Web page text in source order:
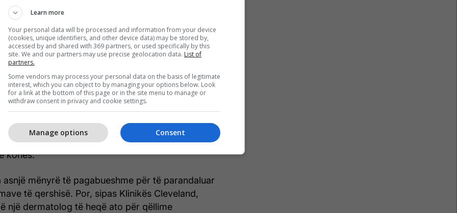
te njerëzit mbi moshën 30 vjeç. Angiomat
nuk shfaqin ndonjë simptomë apo efekt anësor
ato mund të rrjedhin gjak lehtë nëse gërvishten,
shkruan
Healthline
. Por ju ndoshta do të harroni
- veçanërisht nëse janë të mbuluar nga rrobat
kohës.
asnjë mënyrë të pagabueshme për të parandaluar
të qershisë. Por, sipas Klinikës Cleveland,
një dermatolog të heqë ato për qëllime
Learn more
Your personal data will be processed and information from your device
(cookies, unique identifiers, and other device data) may be stored by,
accessed by and shared with 369 partners, or used specifically by this
site. We and our partners may use precise geolocation data. List of
partners.
Some vendors may process your personal data on the basis of legitimate
interest, which you can object to by managing your options below. Look
for a link at the bottom of this page or in the site menu to manage or
withdraw consent in privacy and cookie settings.
Consent
Manage options